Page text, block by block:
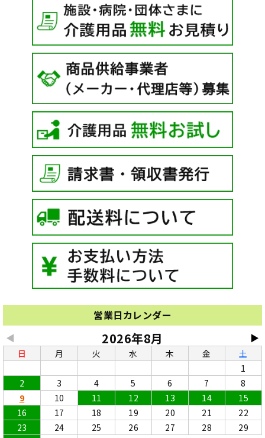
営業日カレンダー
◀ ▶
2026年8月
日 月 火 水 木 金
土
1
2
3 4 5 6 7
8
9
10 11 12 13 14
15
16
17 18 19 20 21
22
23
24 25 26 27 28
29